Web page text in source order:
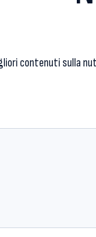
contenuti sulla